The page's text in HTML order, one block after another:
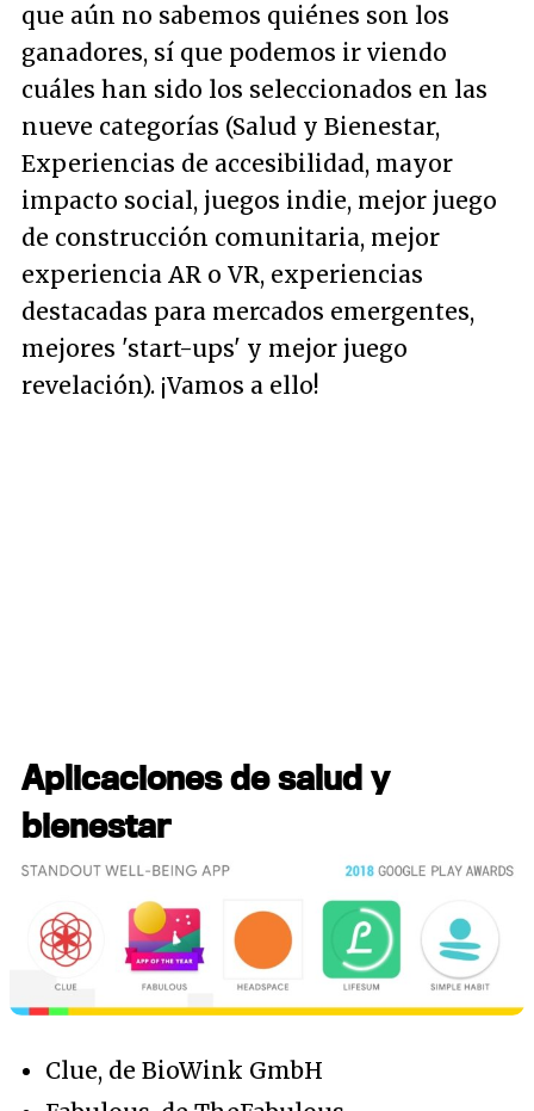
que aún no sabemos quiénes son los
ganadores, sí que podemos ir viendo
cuáles han sido los seleccionados en las
nueve categorías (Salud y Bienestar,
Experiencias de accesibilidad, mayor
impacto social, juegos indie, mejor juego
de construcción comunitaria, mejor
experiencia AR o VR, experiencias
destacadas para mercados emergentes,
mejores 'start-ups' y mejor juego
revelación). ¡Vamos a ello!
Aplicaciones de salud y
bienestar
Clue, de BioWink GmbH